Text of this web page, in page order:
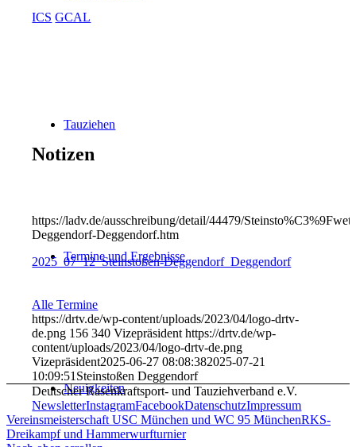
Tauziehen
Termine und Ergebnisse
Neuigkeiten
ICS GCAL
Notizen
https://ladv.de/ausschreibung/detail/44479/
Deggendorf-Deggendorf.htm
2025_07_12_Steinstoßen-Deggendorf_Deggendorf
Alle Termine
https://drtv.de/wp-content/uploads/2023/04/logo-drtv-
de.png 156 340 Vizepräsident https://drtv.de/wp-
content/uploads/2023/04/logo-drtv-de.png
Vizepräsident2025-06-27 08:08:382025-07-21
10:09:51 Steinstoßen Deggendorf
Deutscher Rasenkraftsport- und Tauziehverband e.V.
NewsletterInstagramFacebookDatenschutzImpressum
Vereinsmeisterschaft USC München und WC 95 MünchenRKS-
Dreikampf und Hammerwurfturnier